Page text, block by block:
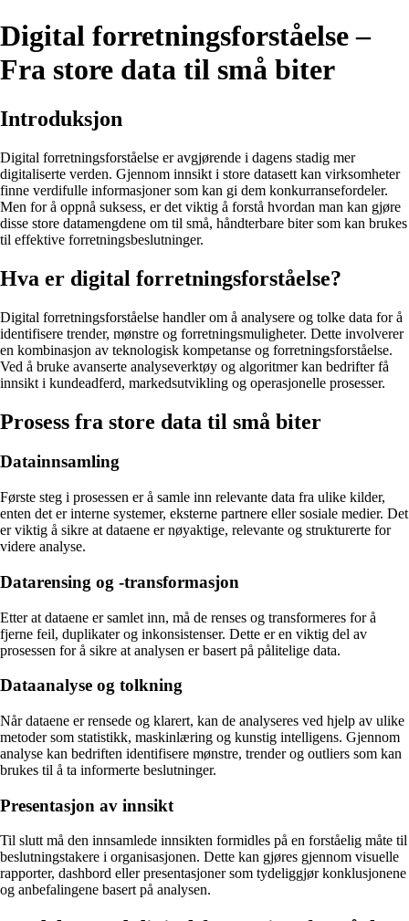
Digital forretningsforståelse –
Fra store data til små biter
Introduksjon
Digital forretningsforståelse er avgjørende i dagens stadig mer
digitaliserte verden. Gjennom innsikt i store datasett kan virksomheter
finne verdifulle informasjoner som kan gi dem konkurransefordeler.
Men for å oppnå suksess, er det viktig å forstå hvordan man kan gjøre
disse store datamengdene om til små, håndterbare biter som kan brukes
til effektive forretningsbeslutninger.
Hva er digital forretningsforståelse?
Digital forretningsforståelse handler om å analysere og tolke data for å
identifisere trender, mønstre og forretningsmuligheter. Dette involverer
en kombinasjon av teknologisk kompetanse og forretningsforståelse.
Ved å bruke avanserte analyseverktøy og algoritmer kan bedrifter få
innsikt i kundeadferd, markedsutvikling og operasjonelle prosesser.
Prosess fra store data til små biter
Datainnsamling
Første steg i prosessen er å samle inn relevante data fra ulike kilder,
enten det er interne systemer, eksterne partnere eller sosiale medier. Det
er viktig å sikre at dataene er nøyaktige, relevante og strukturerte for
videre analyse.
Datarensing og -transformasjon
Etter at dataene er samlet inn, må de renses og transformeres for å
fjerne feil, duplikater og inkonsistenser. Dette er en viktig del av
prosessen for å sikre at analysen er basert på pålitelige data.
Dataanalyse og tolkning
Når dataene er rensede og klarert, kan de analyseres ved hjelp av ulike
metoder som statistikk, maskinlæring og kunstig intelligens. Gjennom
analyse kan bedriften identifisere mønstre, trender og outliers som kan
brukes til å ta informerte beslutninger.
Presentasjon av innsikt
Til slutt må den innsamlede innsikten formidles på en forståelig måte til
beslutningstakere i organisasjonen. Dette kan gjøres gjennom visuelle
rapporter, dashbord eller presentasjoner som tydeliggjør konklusjonene
og anbefalingene basert på analysen.